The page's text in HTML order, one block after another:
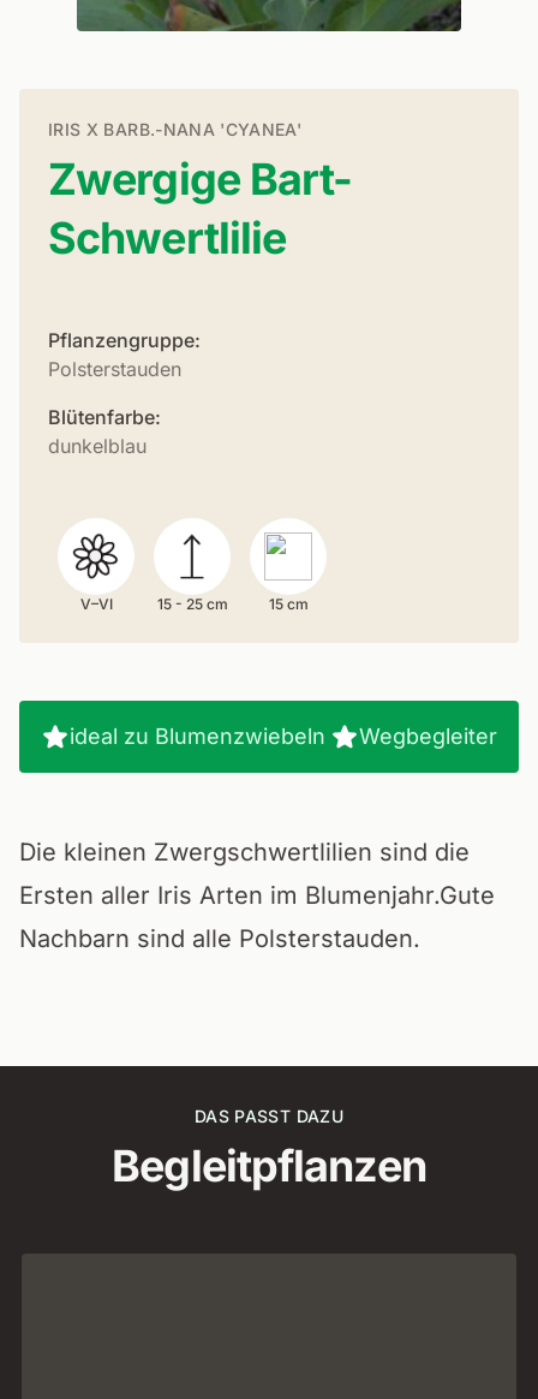
IRIS X BARB.-NANA 'CYANEA'
Zwergige Bart-
Schwertlilie
Pflanzengruppe:
Polsterstauden
Blütenfarbe:
dunkelblau
V–VI 15 - 25 cm 15 cm
ideal zu Blumenzwiebeln Wegbegleiter
Die kleinen Zwergschwertlilien sind die
Ersten aller Iris Arten im Blumenjahr.Gute
Nachbarn sind alle Polsterstauden.
DAS PASST DAZU
Begleitpflanzen